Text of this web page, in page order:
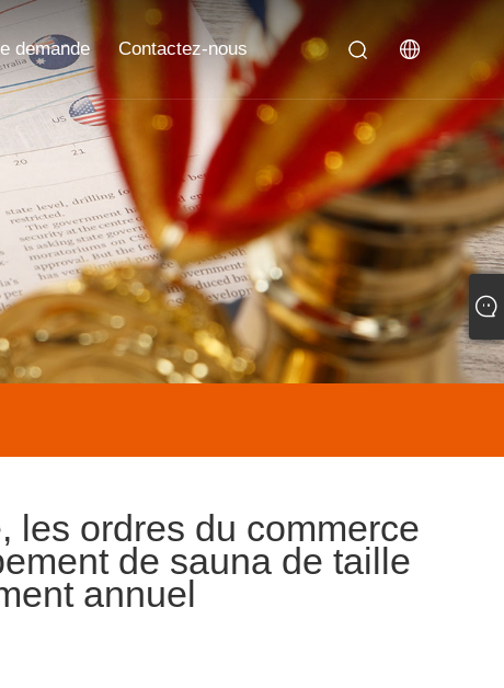
demande Contactez-nous
les ordres du commerce
de sauna de taille
annuel